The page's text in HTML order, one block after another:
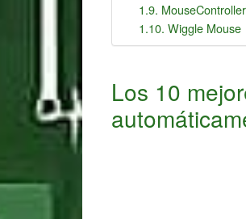
MouseController
Wiggle Mouse
Los 10